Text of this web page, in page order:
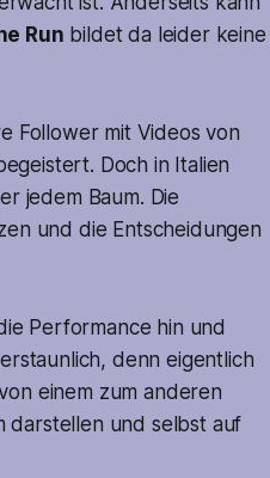
Run bildet da leider keine
Follower mit Videos von
Doch in Italien
jedem Baum. Die
und die Entscheidungen
Performance hin und
denn eigentlich
einem zum anderen
darstellen und selbst auf